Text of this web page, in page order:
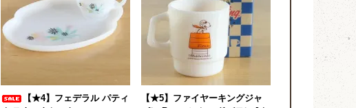
【★4】フェデラル パティ
【★5】ファイヤーキングジャ